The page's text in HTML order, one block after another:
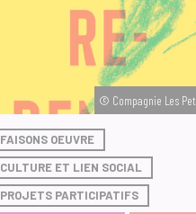
© Compagnie Les
FAISONS OEUVRE
CULTURE ET LIEN SOCIAL
PROJETS PARTICIPATIFS